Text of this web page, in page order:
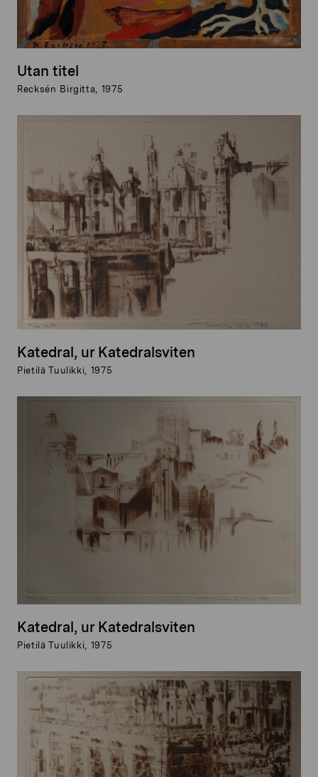
Utan titel
Recksén Birgitta, 1975
Katedral, ur Katedralsviten
Pietilä Tuulikki, 1975
Katedral, ur Katedralsviten
Pietilä Tuulikki, 1975